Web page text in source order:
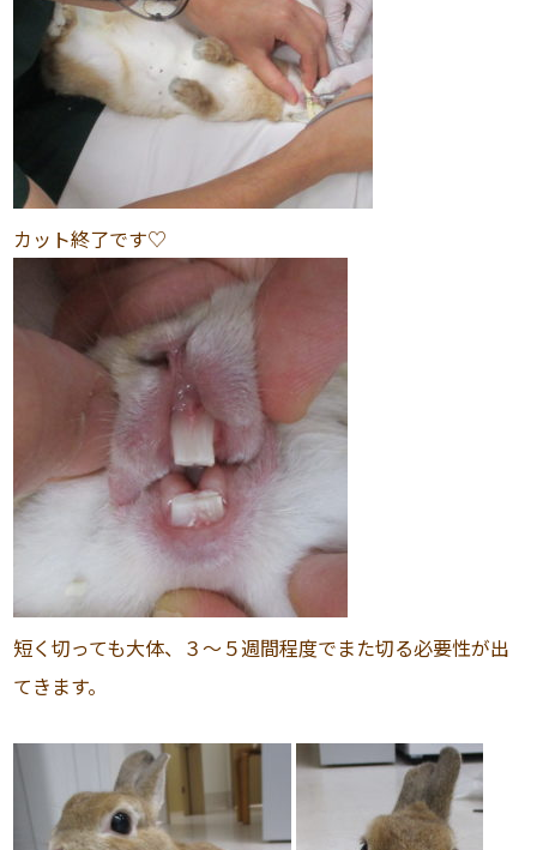
カット終了です♡
短く切っても大体、３〜５週間程度でまた切る必要性が出
てきます。